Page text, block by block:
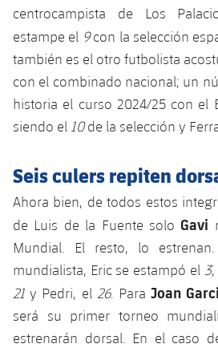
Clasificaciones
Fotos
VALORANT Rising
VALORANT Game Changers
eFootball
centrocampista de Los
estampe el 9con la selección
también es el otro futbolista
con el combinado nacional; un
historia el curso 2024/25 con el
siendo el 10de la selección y
Seis culers repiten
Ahora bien, de todos estos
de Luis de la Fuente solo Gavi
Mundial. El resto, lo
mundialista, Eric se estampó el 3,
21y Pedri, el 26. ParaJoan
será su primer torneo
estrenarán dorsal. En el caso